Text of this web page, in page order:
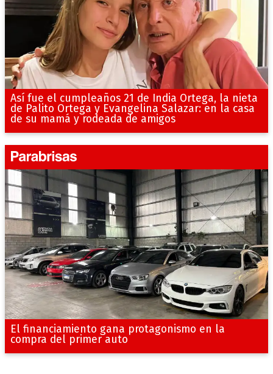
Así fue el cumpleaños 21 de India Ortega, la nieta
de Palito Ortega y Evangelina Salazar: en la casa
de su mamá y rodeada de amigos
El financiamiento gana protagonismo en la
compra del primer auto